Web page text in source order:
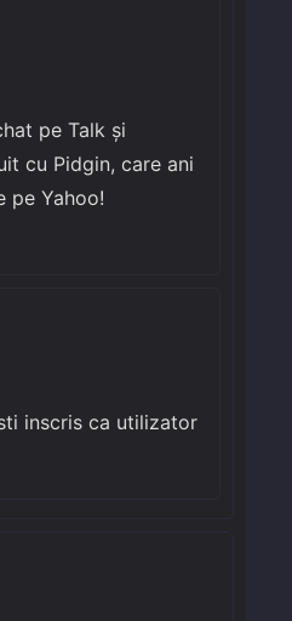
pe Talk și
cu Pidgin, care ani
pe Yahoo!
inscris ca utilizator